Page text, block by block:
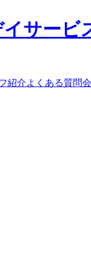
紹介よくある質問